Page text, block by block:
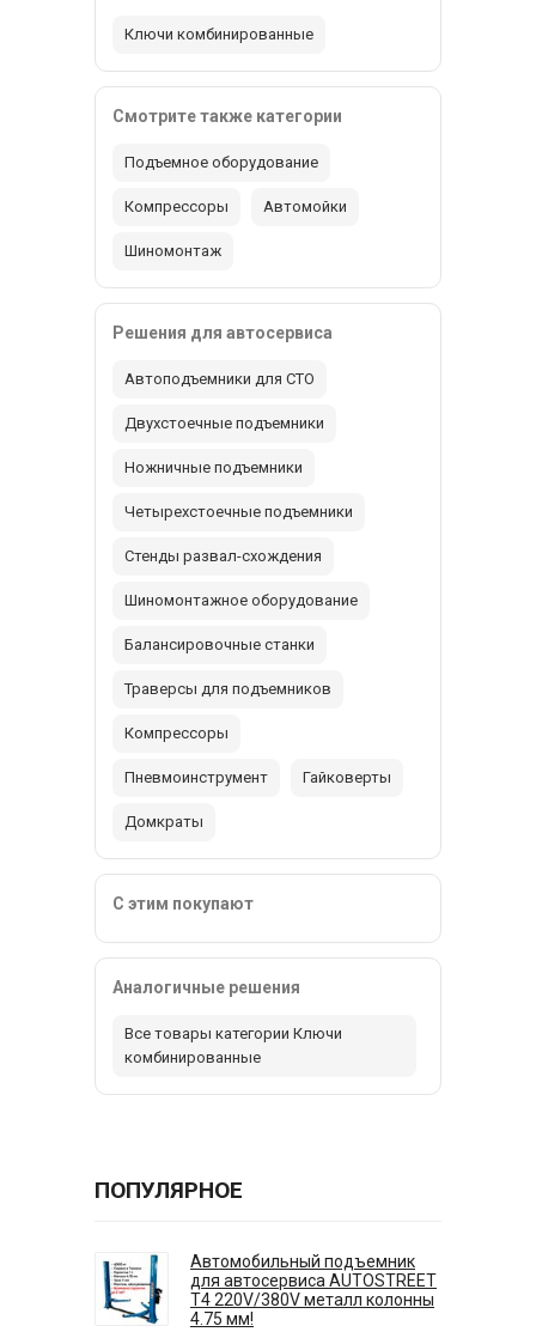
Ключи комбинированные
Смотрите также категории
Подъемное оборудование
Компрессоры Автомойки
Шиномонтаж
Решения для автосервиса
Автоподъемники для СТО
Двухстоечные подъемники
Ножничные подъемники
Четырехстоечные подъемники
Стенды развал-схождения
Шиномонтажное оборудование
Балансировочные станки
Траверсы для подъемников
Компрессоры
Пневмоинструмент Гайковерты
Домкраты
С этим покупают
Аналогичные решения
Все товары категории Ключи
комбинированные
ПОПУЛЯРНОЕ
Автомобильный подъемник
для автосервиса AUTOSTREET
T4 220V/380V металл колонны
4.75 мм!